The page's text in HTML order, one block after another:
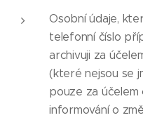
Osobní údaje,
telefonní číslo
archivuji za
(které nejsou se
pouze za účelem
informování o